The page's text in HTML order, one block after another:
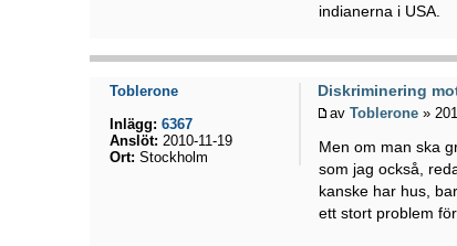
indianerna i USA.
Diskriminering
avToblerone »
Men om man ska
som jag också,
kanske har hus,
ett stort problem
Toblerone
Inlägg: 6367
Anslöt: 2010-11-19
Ort: Stockholm